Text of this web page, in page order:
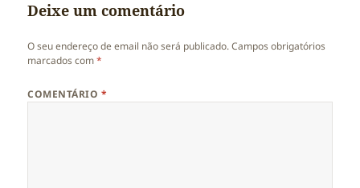
Deixe um comentário
O seu endereço de email não será publicado. Campos obrigatórios
marcados com*
COMENTÁRIO *